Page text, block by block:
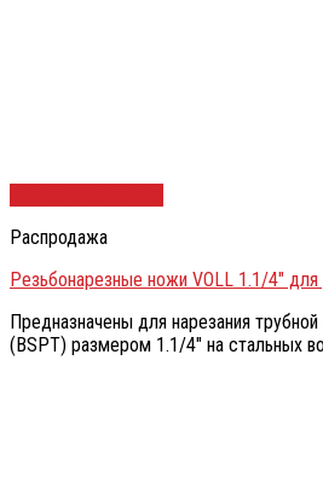
Распродажа
Резьбонарезные ножи VOLL 1.1/4″ для
Предназначены для нарезания
(BSPT) размером 1.1/4″ на стальных